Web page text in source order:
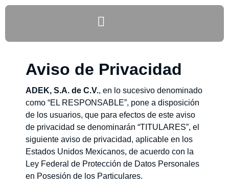
Aviso de Privacidad
ADEK, S.A. de C.V., en lo sucesivo denominado
como “EL RESPONSABLE”, pone a disposición
de los usuarios, que para efectos de este aviso
de privacidad se denominarán “TITULARES”, el
siguiente aviso de privacidad, aplicable en los
Estados Unidos Mexicanos, de acuerdo con la
Ley Federal de Protección de Datos Personales
en Posesión de los Particulares.